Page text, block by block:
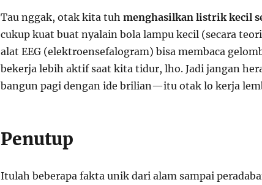
Tau nggak, otak kita tuh menghasilkan listrik kecil
cukup kuat buat nyalain bola lampu kecil (secara
alat EEG (elektroensefalogram) bisa membaca
bekerja lebih aktif saat kita tidur, lho. Jadi jangan
bangun pagi dengan ide brilian—itu otak lo kerja
Penutup
Itulah beberapa fakta unik dari alam sampai